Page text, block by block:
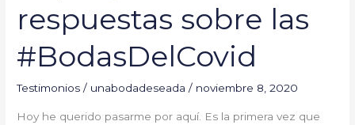
respuestas sobre las
#BodasDelCovid
Testimonios / unabodadeseada/ noviembre 8, 2020
Hoy he querido pasarme por aquí. Es la primera vez que